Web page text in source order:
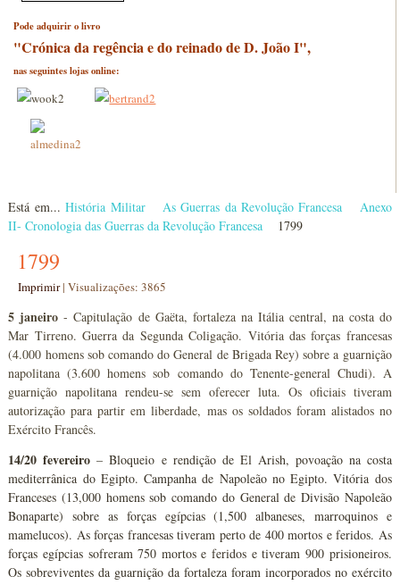
Pode adquirir o livro
"Crónica da regência e do reinado de D. João I",
nas seguintes lojas online:
Está em...História Militar As Guerras da Revolução Francesa
Anexo
II- Cronologia das Guerras da Revolução Francesa
1799
1799
Imprimir|Visualizações: 3865
5 janeiro - Capitulação de Gaëta, fortaleza na Itália central, na costa do
Mar Tirreno. Guerra da Segunda Coligação. Vitória das forças francesas
(4.000 homens sob comando do General de Brigada Rey) sobre a guarnição
napolitana (3.600 homens sob comando do Tenente-general Chudi). A
guarnição napolitana rendeu-se sem oferecer luta. Os oficiais tiveram
autorização para partir em liberdade, mas os soldados foram alistados no
Exército Francês.
14/20 fevereiro – Bloqueio e rendição de El Arish, povoação na costa
mediterrânica do Egipto. Campanha de Napoleão no Egipto. Vitória dos
Franceses (13,000 homens sob comando do General de Divisão Napoleão
Bonaparte) sobre as forças egípcias (1,500 albaneses, marroquinos e
mamelucos). As forças francesas tiveram perto de 400 mortos e feridos. As
forças egípcias sofreram 750 mortos e feridos e tiveram 900 prisioneiros.
Os sobreviventes da guarnição da fortaleza foram incorporados no exército